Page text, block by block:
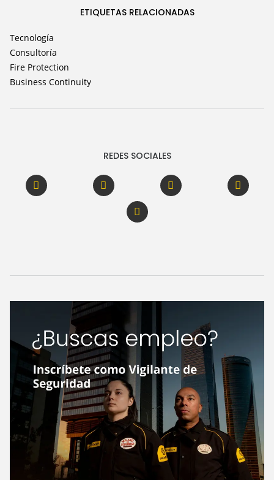
ETIQUETAS RELACIONADAS
Tecnología
Consultoría
Fire Protection
Business Continuity
REDES SOCIALES